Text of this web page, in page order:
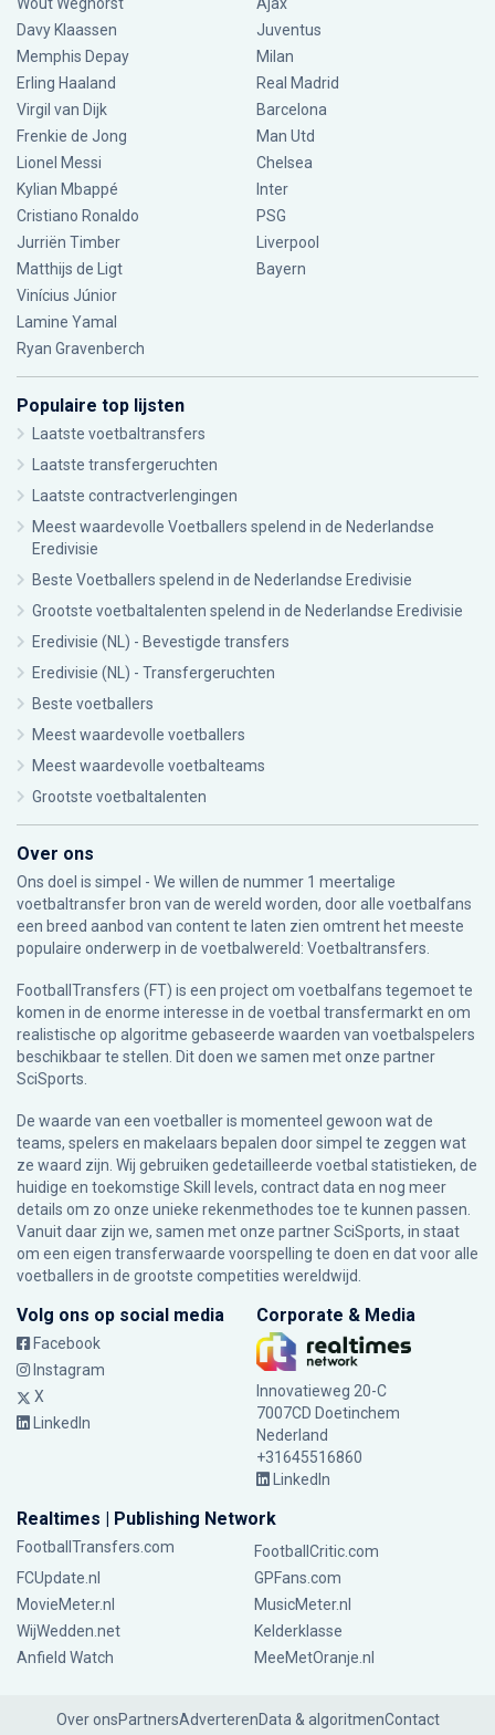
Davy Klaassen
Memphis Depay
Erling Haaland
Virgil van Dijk
Frenkie de Jong
Lionel Messi
Kylian Mbappé
Cristiano Ronaldo
Jurriën Timber
Matthijs de Ligt
Vinícius Júnior
Lamine Yamal
Ryan Gravenberch
Juventus
Milan
Real Madrid
Barcelona
Man Utd
Chelsea
Inter
PSG
Liverpool
Bayern
Populaire top lijsten
Laatste voetbaltransfers
Laatste transfergeruchten
Laatste contractverlengingen
Meest waardevolle Voetballers spelend in de Nederlandse
Eredivisie
Beste Voetballers spelend in de Nederlandse Eredivisie
Grootste voetbaltalenten spelend in de Nederlandse Eredivisie
Eredivisie (NL) - Bevestigde transfers
Eredivisie (NL) - Transfergeruchten
Beste voetballers
Meest waardevolle voetballers
Meest waardevolle voetbalteams
Grootste voetbaltalenten
Over ons
Ons doel is simpel - We willen de nummer 1 meertalige
voetbaltransfer bron van de wereld worden, door alle voetbalfans
een breed aanbod van content te laten zien omtrent het meeste
populaire onderwerp in de voetbalwereld: Voetbaltransfers.
FootballTransfers (FT) is een project om voetbalfans tegemoet te
komen in de enorme interesse in de voetbal transfermarkt en om
realistische op algoritme gebaseerde waarden van voetbalspelers
beschikbaar te stellen. Dit doen we samen met onze partner
SciSports
De waarde van een voetballer is momenteel gewoon wat de
teams, spelers en makelaars bepalen door simpel te zeggen wat
ze waard zijn. Wij gebruiken gedetailleerde voetbal statistieken, de
huidige en toekomstige Skill levels, contract data en nog meer
details om zo onze unieke rekenmethodes toe te kunnen passen.
Vanuit daar zijn we, samen met onze partner SciSports, in staat
om een eigen transferwaarde voorspelling te doen en dat voor alle
voetballers in de grootste competities wereldwijd.
Volg ons op social media
Facebook
Instagram
X
LinkedIn
Corporate & Media
Innovatieweg 20-C
7007CD Doetinchem
Nederland
+31645516860
LinkedIn
Realtimes | Publishing Network
FootballTransfers.com
FootballCritic.com
FCUpdate.nl
GPFans.com
MovieMeter.nl
MusicMeter.nl
WijWedden.net
Kelderklasse
Anfield Watch
MeeMetOranje.nl
Over onsPartnersAdverterenData & algoritmenContact